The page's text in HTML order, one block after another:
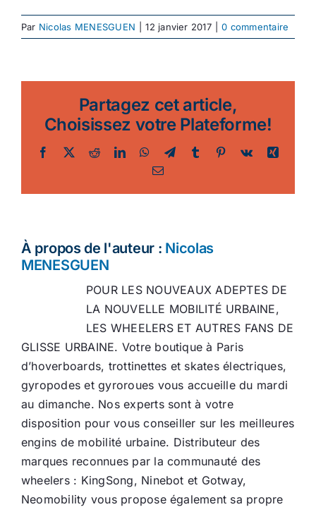
Par Nicolas MENESGUEN 12 janvier 2017 0 commentaire
Partagez cet article,
Choisissez votre Plateforme!
Facebook
TwitterRedditLinkedInWhatsApp
TelegramTumblr Pinterest
Vk
Xing
Email
À propos de l'auteur : Nicolas
MENESGUEN
POUR LES NOUVEAUX ADEPTES DE
LA NOUVELLE MOBILITÉ URBAINE,
LES WHEELERS ET AUTRES FANS DE
GLISSE URBAINE. Votre boutique à Paris
d’hoverboards, trottinettes et skates électriques,
gyropodes et gyroroues vous accueille du mardi
au dimanche. Nos experts sont à votre
disposition pour vous conseiller sur les meilleures
engins de mobilité urbaine. Distributeur des
marques reconnues par la communauté des
wheelers : KingSong, Ninebot et Gotway,
Neomobility vous propose également sa propre